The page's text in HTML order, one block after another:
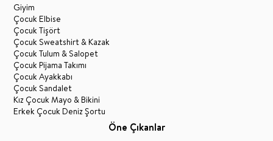
Giyim
Çocuk Elbise
Çocuk Tişört
Çocuk Sweatshirt & Kazak
Çocuk Tulum & Salopet
Çocuk Pijama Takımı
Çocuk Ayakkabı
Çocuk Sandalet
Kız Çocuk Mayo & Bikini
Erkek Çocuk Deniz Şortu
Öne Çıkanlar